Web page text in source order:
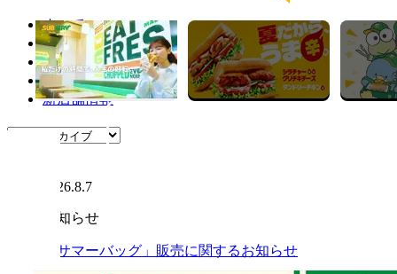
すべて
プレスリリース
お知らせ
キャンペーン
新店舗情報
2026.8.7
お知らせ
「サマーバッグ」販売に関するお知らせ